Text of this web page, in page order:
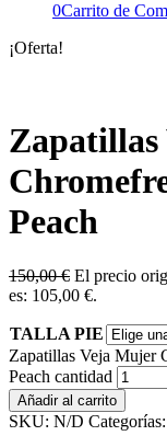
0Carrito de
¡Oferta!
Peach
150,00€ El precio
es: 105,00 €.
TALLA PIE
Zapatillas Veja Mujer
Peach cantidad
Añadir al carrito
SKU: N/D Categorías: